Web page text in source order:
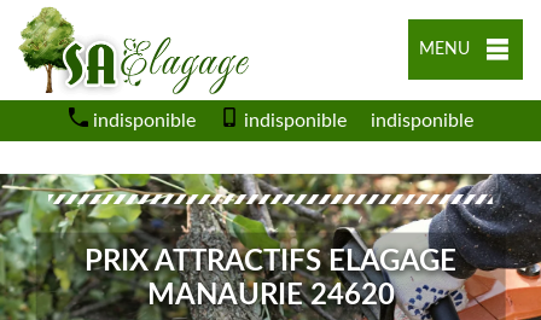
MENU
indisponible indisponible indisponible
PRIX ATTRACTIFS ELAGAGE
MANAURIE 24620